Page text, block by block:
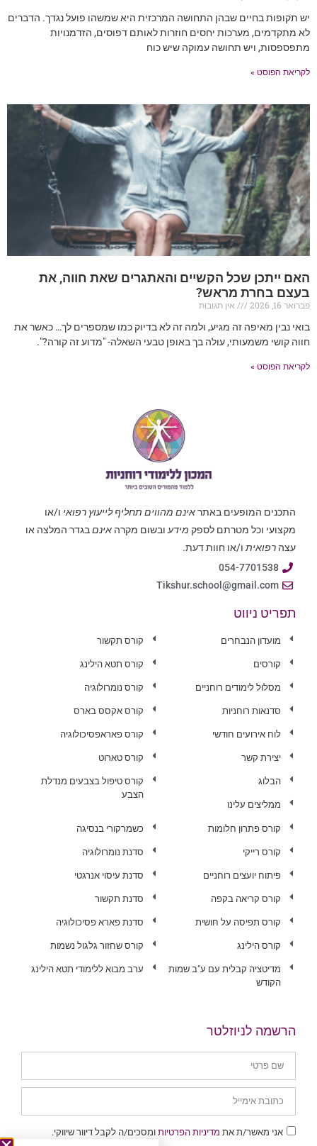
יש תקופות בחיים שבהן התחושה המרכזית היא שמשהו פועל נגדך. הדברים
לא מתקדמים, מערכות יחסים חוזרות לאותם דפוסים, הזדמנויות
מתפספסות, ויש תחושה עמוקה שיש כוח
לקריאת הפוסט »
האם ייתכן שכל הקשיים והאתגרים שאת חווה, את
בעצם בחרת מראש?
פברואר 16, 2026
אין תגובות
בואי נבין מאיפה זה מגיע, ולמה זה לא בדיוק כמו שמספרים לך… כאשר את
חווה קושי משמעותי, עולה בך באופן טבעי השאלה- "מדוע זה קורה?".
לקריאת הפוסט »
התכנים המופעים באתראינם מהווים תחליף לייעוץ רפואי ו/או
מקצועי וכל מטרתם לספק מידע ובשום מקרה אינםבגדר המלצה או
עצה רפואית ו/או חוות דעת.
054-7701538
Tikshur.school@gmail.com
תפריט ניווט
מועדון הנבחרים
קורסים
מסלול לימודים רוחניים
סדנאות רוחניות
לוח אירועים חודשי
יצירת קשר
הבלוג
ממליצים עלינו
קורס תקשור
קורס תטא הילינג
קורס נומרולוגיה
קורס אקסס בארס
קורס פאראפסיכולוגיה
קורס טארוט
קורס טיפול בצבעים מנדלת
הצבע
קורס פתרון חלומות
קורס רייקי
פיתוח יועצים רוחניים
קורס קריאה בקפה
קורס תפיסה על חושית
קורס הילינג
מדיטציה קבלית עם ע"ב שמות
הקודש
כשמרקורי בנסיגה
סדנת נומרולוגיה
סדנת עיסוי אנרגטי
סדנת תקשור
סדנת פארא פסיכולוגיה
קורס שחזור גלגול נשמות
ערב מבוא ללימודי תטא הילינג
הרשמה לניוזלטר
אני מאשר/ת את מדיניות הפרטיות ומסכים/ה לקבל דיוור שיווקי.